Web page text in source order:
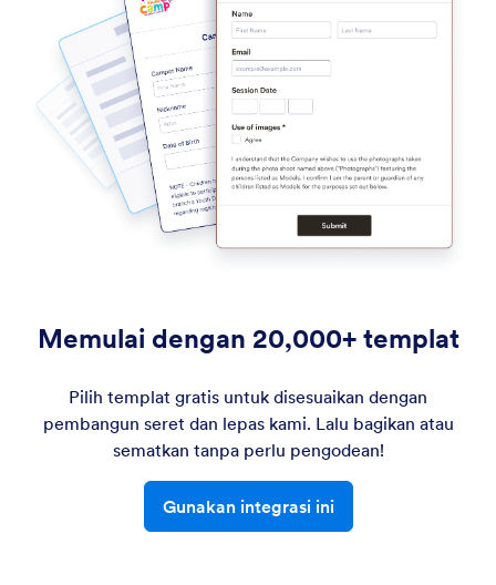
Memulai dengan 20,000+ templat
Pilih templat gratis untuk disesuaikan dengan
pembangun seret dan lepas kami. Lalu bagikan atau
sematkan tanpa perlu pengodean!
Gunakan integrasi ini